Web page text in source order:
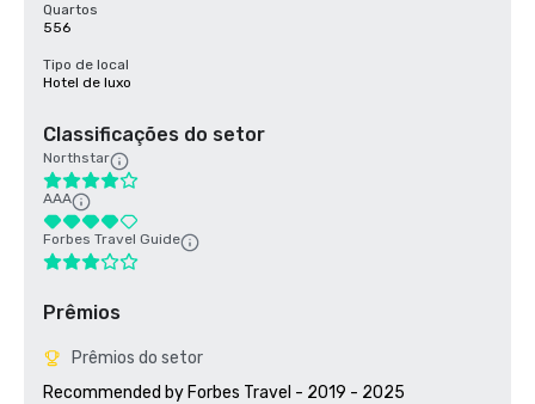
Quartos
556
Tipo de local
Hotel de luxo
Classificações do setor
Northstar
AAA
Forbes Travel Guide
Prêmios
Prêmios do setor
Recommended by Forbes Travel - 2019 - 2025